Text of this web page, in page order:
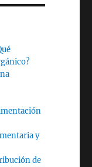
y
de